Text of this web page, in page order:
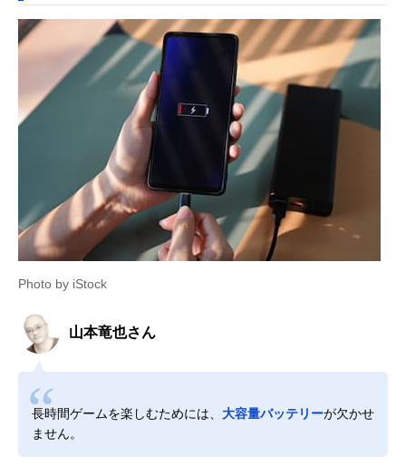
Photo by iStock
山本竜也さん
長時間ゲームを楽しむためには、 大容量バッテリーが欠かせ
ません。